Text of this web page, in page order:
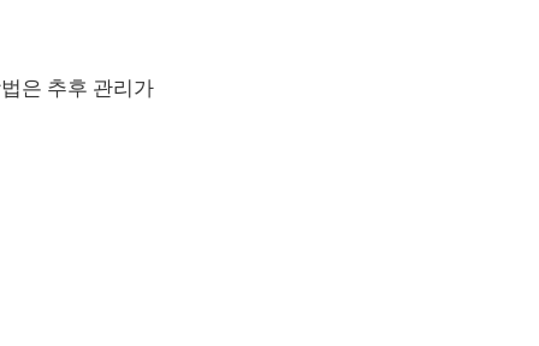
은 추후 관리가